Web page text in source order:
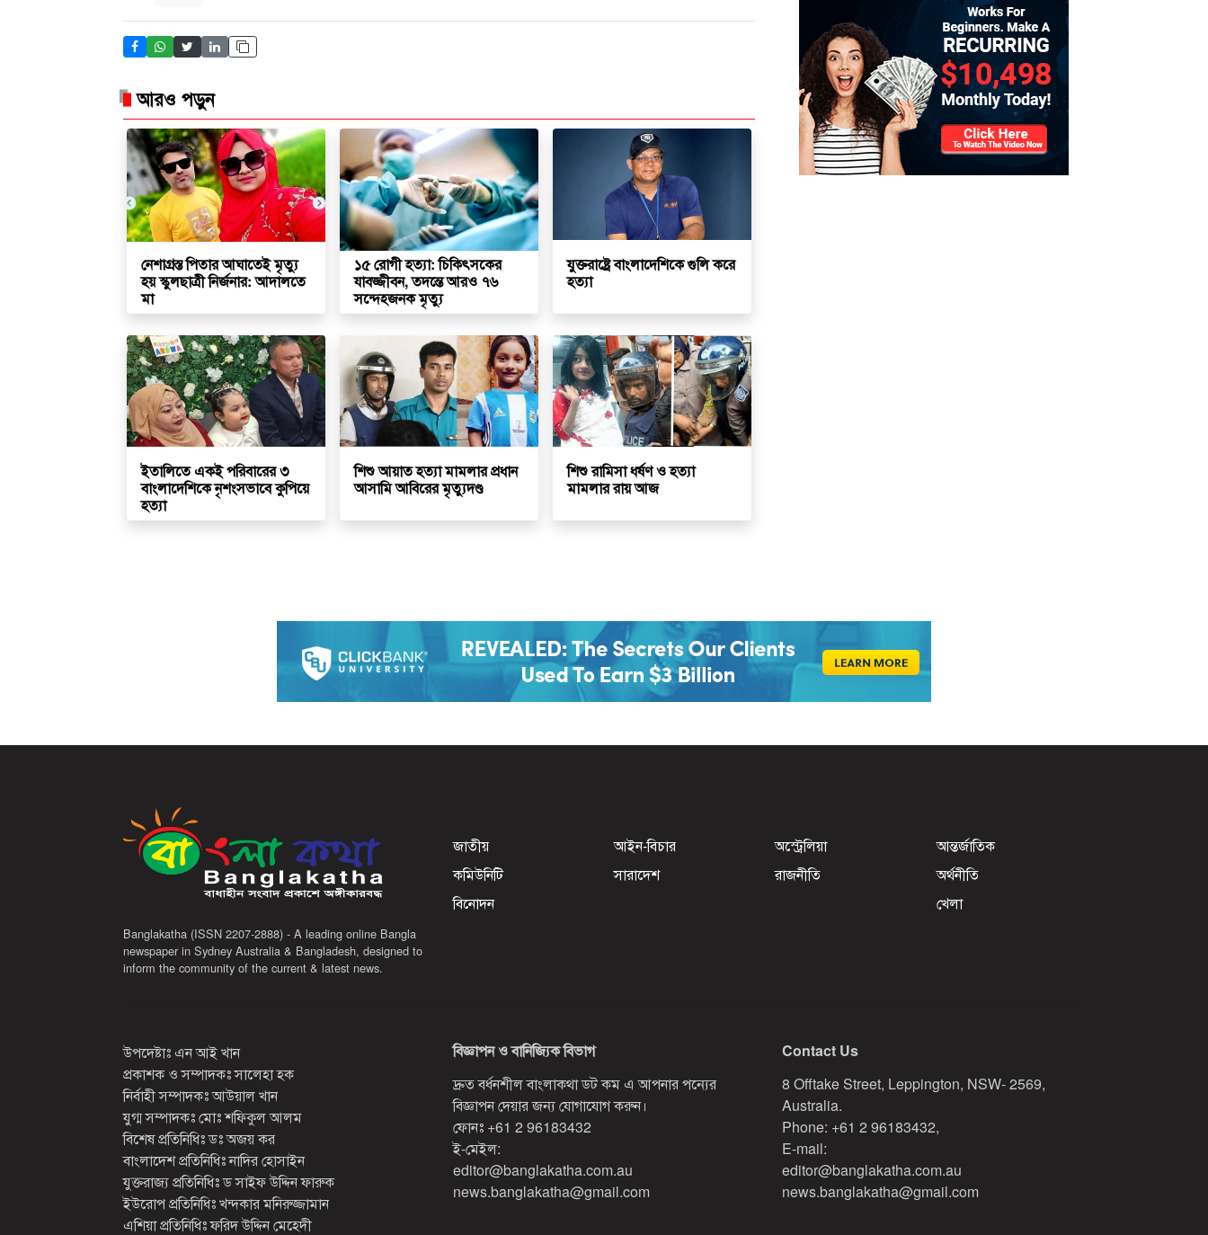
আরও পড়ুন
নেশাগ্রস্ত পিতার আঘাতেই মৃত্যু
হয় স্কুলছাত্রী নির্জনার: আদালতে
মা
১৫ রোগী হত্যা: চিকিৎসকের
যাবজ্জীবন, তদন্তে আরও ৭৬
সন্দেহজনক মৃত্যু
যুক্তরাষ্ট্রে বাংলাদেশিকে গুলি করে
হত্যা
ইতালিতে একই পরিবারের ৩
বাংলাদেশিকে নৃশংসভাবে কুপিয়ে
হত্যা
শিশু আয়াত হত্যা মামলার প্রধান
আসামি আবিরের মৃত্যুদণ্ড
শিশু রামিসা ধর্ষণ ও হত্যা
মামলার রায় আজ
Banglakatha (ISSN 2207-2888) - A leading online Bangla
newspaper in Sydney Australia & Bangladesh, designed to
inform the community of the current & latest news.
জাতীয় আইন-বিচার অস্ট্রেলিয়া
আন্তর্জাতিক
কমিউনিটি
সারাদেশ রাজনীতি
অর্থনীতি
বিনোদন
খেলা
উপদেষ্টাঃ এন আই খান
প্রকাশক ও সম্পাদকঃ সালেহা হক
নির্বাহী সম্পাদকঃ আউয়াল খান
যুগ্ম সম্পাদকঃ মোঃ শফিকুল আলম
বিশেষ প্রতিনিধিঃ ডঃ অজয় কর
বাংলাদেশ প্রতিনিধিঃ নাদির হোসাইন
যুক্তরাজ্য প্রতিনিধিঃ ড সাইফ উদ্দিন ফারুক
ইউরোপ প্রতিনিধিঃ খন্দকার মনিরুজ্জামান
এশিয়া প্রতিনিধিঃ ফরিদ উদ্দিন মেহেদী
বিজ্ঞাপন ও বানিজ্যিক বিভাগ
দ্রুত বর্ধনশীল বাংলাকথা ডট কম এ আপনার পন্যের
বিজ্ঞাপন দেয়ার জন্য যোগাযোগ করুন।
ফোনঃ +61 2 96183432
ই-মেইল:
editor@banglakatha.com.au
news.banglakatha@gmail.com
Contact Us
8 Offtake Street, Leppington, NSW- 2569,
Australia.
Phone: +61 2 96183432,
E-mail:
editor@banglakatha.com.au
news.banglakatha@gmail.com